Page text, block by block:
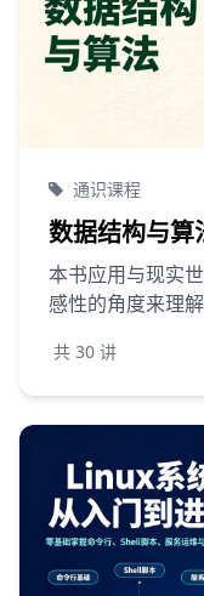
通识课程
数据结构与算
本书应用与现实
感性的角度来理
和实现算法,使用
考虑到一些C基
法，Python语言
共 30 讲